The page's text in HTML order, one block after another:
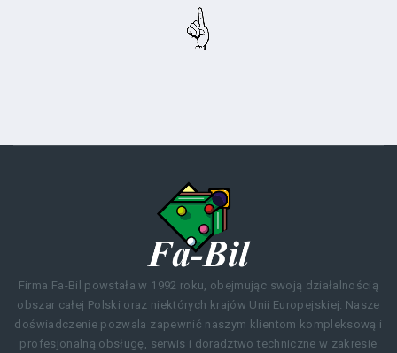
Firma Fa-Bil powstała w 1992 roku, obejmując swoją działalnością
obszar całej Polski oraz niektórych krajów Unii Europejskiej. Nasze
doświadczenie pozwala zapewnić naszym klientom kompleksową i
profesjonalną obsługę, serwis i doradztwo techniczne w zakresie